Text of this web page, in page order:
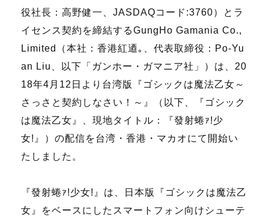
役社長：高野健一、JASDAQコード:3760）とラ
イセンス契約を締結するGungHo Gamania Co.,
Limited（本社：香港紅逎｡、代表取締役：Po-Yu
an Liu、以下「ガンホー・ガマニア社」）は、20
18年4月12日より台湾版『ゴシックは魔法乙女～
さっさと契約しなさい！～』（以下、『ゴシック
は魔法乙女』、現地タイトル：『發射蜷ｧ!少
女!』）の配信を台湾・香港・マカオにて開始い
たしました。
『發射蜷ｧ!少女!』は、日本版『ゴシックは魔法乙
女』をベースにしたスマートフォン向けシューテ